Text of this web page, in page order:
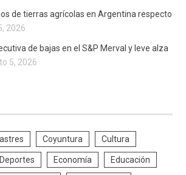
de tierras agrícolas en Argentina respecto
2026
de bajas en el S&P Merval y leve alza
5, 2026
Coyuntura Cultura
Deportes Economía Educación